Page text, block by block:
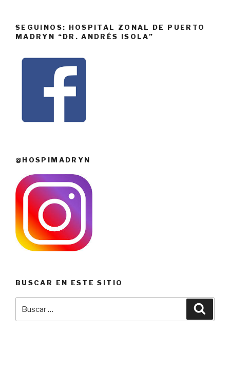
SEGUINOS: HOSPITAL ZONAL DE PUERTO
MADRYN “DR. ANDRÉS ISOLA”
@HOSPIMADRYN
BUSCAR EN ESTE SITIO
por: